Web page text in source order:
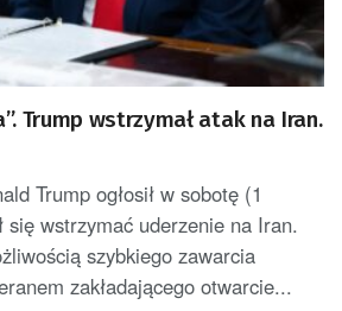
Trump wstrzymał atak na Iran.
Trump ogłosił w sobotę (1
się wstrzymać uderzenie na Iran.
szybkiego zawarcia
zakładającego otwarcie...